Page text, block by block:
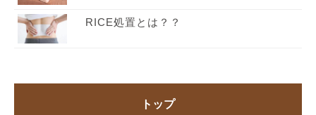
RICE処置とは？？
トップ